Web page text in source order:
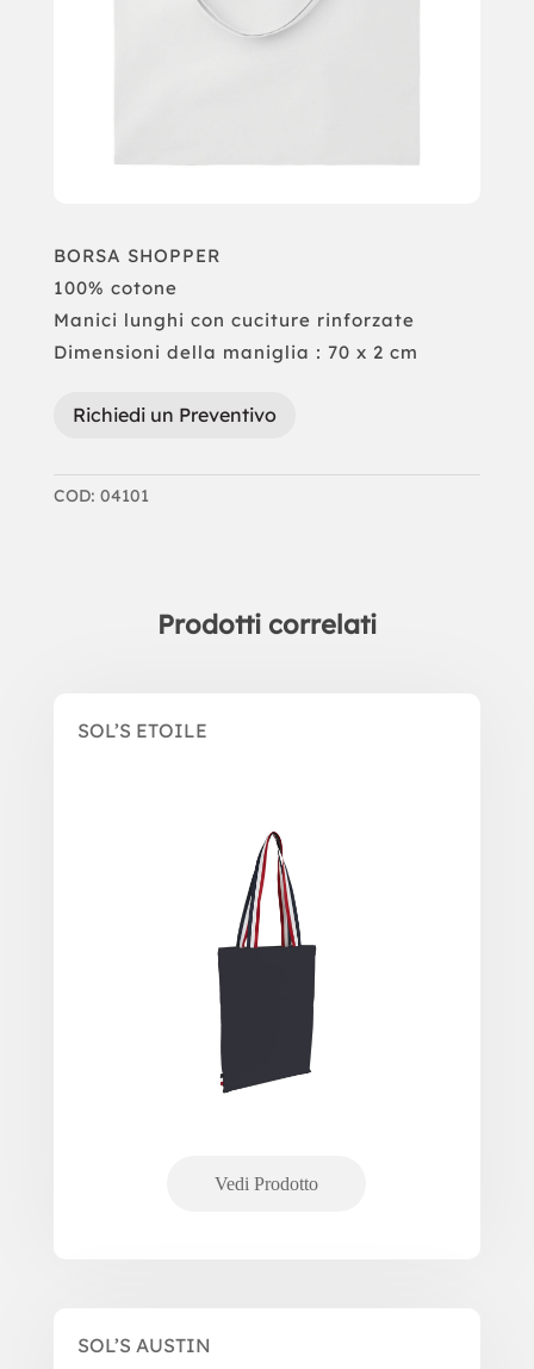
BORSA SHOPPER
100% cotone
Manici lunghi con cuciture rinforzate
Dimensioni della maniglia : 70 x 2 cm
Richiedi un Preventivo
COD: 04101
Prodotti correlati
SOL’S ETOILE
SOL’S AUSTIN